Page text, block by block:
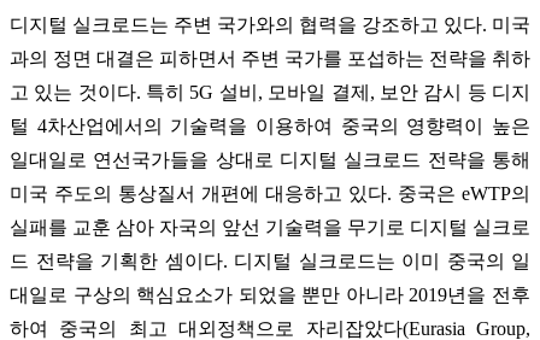
디지털 실크로드는 주변 국가와의 협력을 강조하고 있다. 미국
과의 정면 대결은 피하면서 주변 국가를 포섭하는 전략을 취하
고 있는 것이다. 특히 5G 설비, 모바일 결제, 보안 감시 등 디지
털 4차산업에서의 기술력을 이용하여 중국의 영향력이 높은
일대일로 연선국가들을 상대로 디지털 실크로드 전략을 통해
미국 주도의 통상질서 개편에 대응하고 있다. 중국은 eWTP의
실패를 교훈 삼아 자국의 앞선 기술력을 무기로 디지털 실크로
드 전략을 기획한 셈이다. 디지털 실크로드는 이미 중국의 일
대일로 구상의 핵심요소가 되었을 뿐만 아니라 2019년을 전후
하여 중국의 최고 대외정책으로 자리잡았다(Eurasia Group,